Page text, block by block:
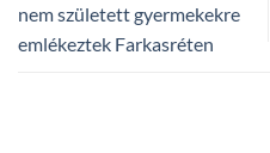
nem született gyermekekre
emlékeztek Farkasréten